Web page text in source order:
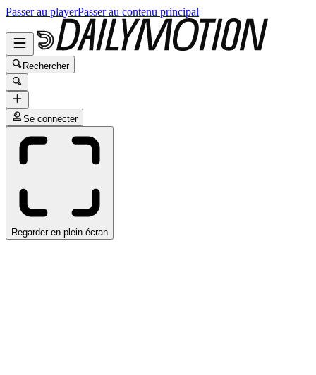
Passer au playerPasser au contenu principal
Rechercher
Se connecter
Regarder en plein écran